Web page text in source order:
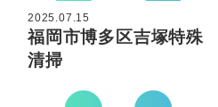
2025.07.15
福岡市博多区吉塚特殊
清掃